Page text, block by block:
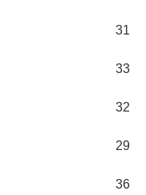
31
33
32
29
36